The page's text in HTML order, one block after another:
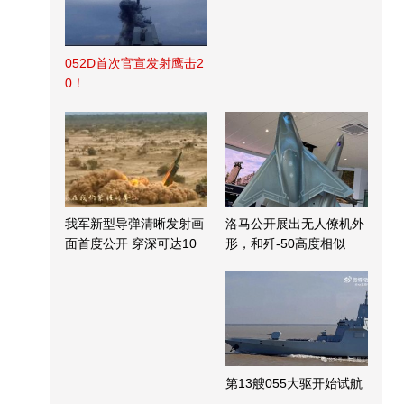
052D首次官宣发射鹰击2
0！
我军新型导弹清晰发射画
面首度公开 穿深可达10
洛马公开展出无人僚机外
形，和歼-50高度相似
第13艘055大驱开始试航